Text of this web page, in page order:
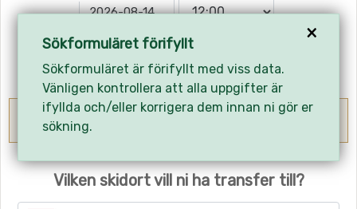
Hemresa
OBS! Ange flygets hemresetid.
Vilken skidort vill ni ha transfer till?
×
Sökformuläret förifyllt
Sökformuläret är förifyllt med viss data.
Vänligen kontrollera att alla uppgifter är
ifyllda och/eller korrigera dem innan ni gör er
sökning.